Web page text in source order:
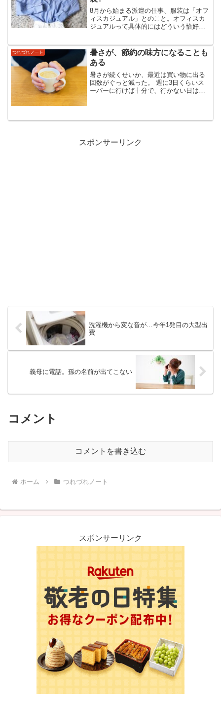
8月から始まる派遣の仕事、服装は「オフ
ィスカジュアル」とのこと。オフィスカ
ジュアルって具体的にはどういう恰好な
スカジュアルはどこまで許される？一般
的にオフィスカジュア...
つれづれノート
暑さが、節約の味方になることも
ある
暑さが続くせいか、最近は買い物に出る
回数がぐっと減った。 週に3日くらいス
ーパーに行けば十分で、行かない日は
切り詰めたり、けちけちし...
スポンサーリンク
洗濯機から変な音が…今年1発目の大型出
費
義母に電話。孫の名前が出てこない
コメント
コメントを書き込む
ホーム つれづれノート
スポンサーリンク